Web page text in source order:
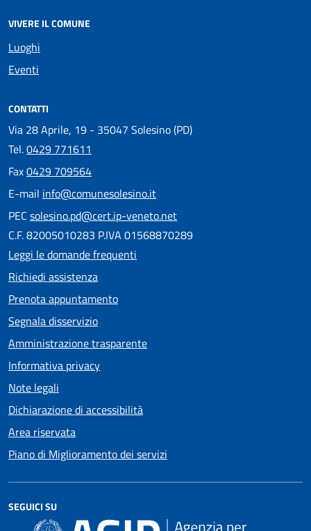
VIVERE IL COMUNE
Luoghi
Eventi
CONTATTI
Via 28 Aprile, 19 - 35047 Solesino (PD)
Tel.0429 771611
Fax0429 709564
E-mail info@comunesolesino.it
PEC solesino.pd@cert.ip-veneto.net
C.F. 82005010283 P.IVA 01568870289
Leggi le domande frequenti
Richiedi assistenza
Prenota appuntamento
Segnala disservizio
Amministrazione trasparente
Informativa privacy
Note legali
Dichiarazione di accessibilità
Area riservata
Piano di Miglioramento dei servizi
SEGUICI SU